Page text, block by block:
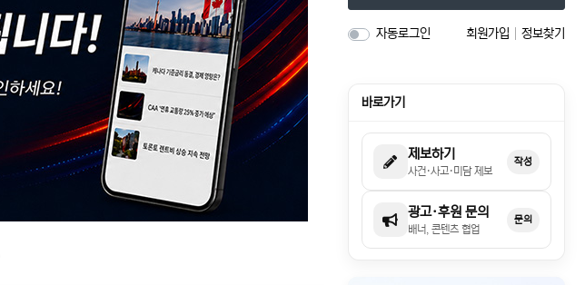
자동로그인 회원가입 정보찾기
바로가기
제보하기
사건·사고·미담 제보
작성
광고·후원 문의
배너, 콘텐츠 협업
문의